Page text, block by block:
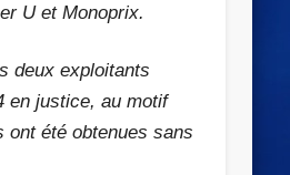
U et Monoprix.
deux exploitants
en justice, au motif
ont été obtenues sans